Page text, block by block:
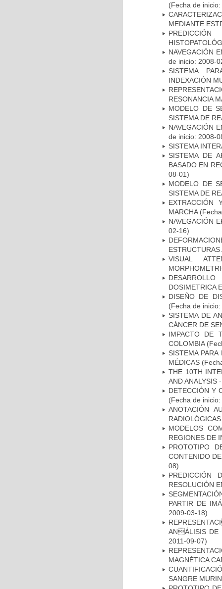
(Fecha de
MEDIANTE
NAVEGACIÓN
de inicio: 2008-
SISTEMA
INDEXACIÓN
RESONANCIA
MODELO DE
SISTEMA DE
NAVEGACIÓN
de inicio: 2008-
SISTEMA
SISTEMA DE
BASADO EN
08-01)
MODELO DE
SISTEMA DE
EXTRACCIÓN
MARCHA
NAVEGACIÓN
02-16)
VISUAL
DOSIMETRICA
DISEÑO DE
(Fecha de
SISTEMA DE
CÁNCER DE
IMPACTO DE
COLOMBIA
SISTEMA
MÉDICAS
THE 10TH
AND ANALYSIS
DETECCIÓN Y
(Fecha de
ANOTACIÓN
MODELOS
REGIONES DE
PROTOTIPO
CONTENIDO
08)
PREDICCIÓN
RESOLUCIÓN
PARTIR DE
2009-03-18)
ANÁLISIS DE
2011-09-07)
MAGNÉTICA
SANGRE